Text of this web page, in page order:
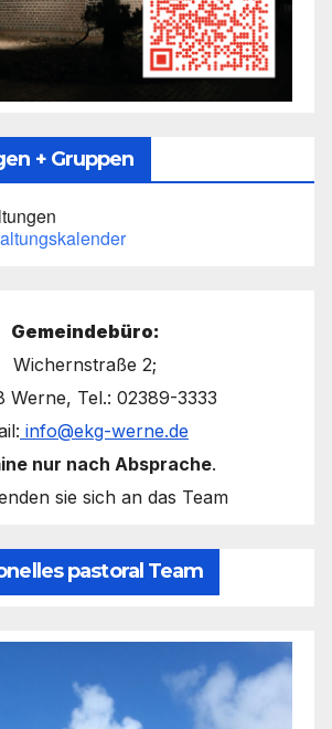
+ Gruppen
Gemeindebüro:
Wichernstraße 2;
Werne, Tel.: 02389-3333
info@ekg-werne.de
nur nach Absprache.
sie sich an das Team
pastoral Team